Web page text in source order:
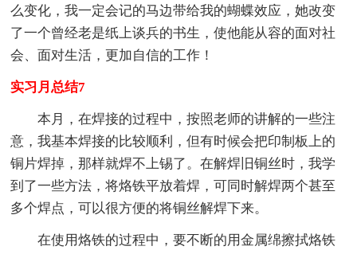
么变化，我一定会记的马边带给我的蝴蝶效应，她改变
了一个曾经老是纸上谈兵的书生，使他能从容的面对社
会、面对生活，更加自信的工作！
实习月总结7
本月，在焊接的过程中，按照老师的讲解的一些注
意，我基本焊接的比较顺利，但有时候会把印制板上的
铜片焊掉，那样就焊不上锡了。在解焊旧铜丝时，我学
到了一些方法，将烙铁平放着焊，可同时解焊两个甚至
多个焊点，可以很方便的将铜丝解焊下来。
在使用烙铁的过程中，要不断的用金属绵擦拭烙铁